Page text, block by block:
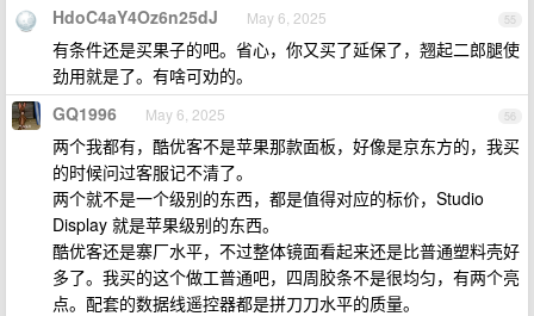
55
HdoC4aY4Oz6n25dJ May 6, 2025
有条件还是买果子的吧。省心，你又买了延保了，翘起二郎腿使
劲用就是了。有啥可劝的。
56
GQ1996 May 6, 2025
两个我都有，酷优客不是苹果那款面板，好像是京东方的，我买
的时候问过客服记不清了。
两个就不是一个级别的东西，都是值得对应的标价，Studio
Display 就是苹果级别的东西。
酷优客还是寨厂水平，不过整体镜面看起来还是比普通塑料壳好
多了。我买的这个做工普通吧，四周胶条不是很均匀，有两个亮
点。配套的数据线遥控器都是拼刀刀水平的质量。